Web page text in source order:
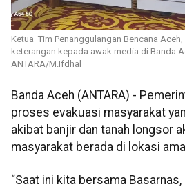
Ketua Tim Penanggulangan Bencana
keterangan kepada awak media di Banda
ANTARA/M.Ifdhal
Banda Aceh (ANTARA) -
proses evakuasi masyarakat
akibat banjir dan tanah longsor
masyarakat berada di lokasi
“Saat ini kita bersama Basarnas,